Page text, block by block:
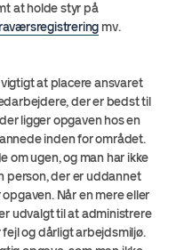
at holde styr på
mv.
at placere ansvaret
der er bedst til
ligger opgaven hos en
inden for området.
om ugen, og man har ikke
der er uddannet
Når en mere eller
udvalgt til at administrere
og dårligt arbejdsmiljø.